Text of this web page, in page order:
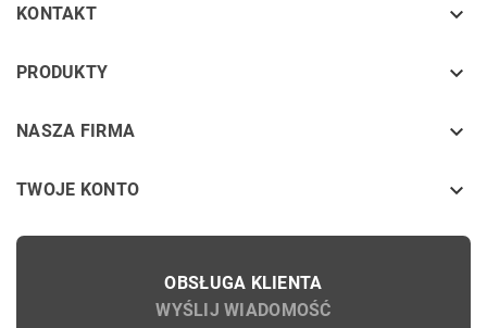
KONTAKT 
PRODUKTY keyboard_arrow_down
NASZA FIRMA keyboard_arrow_down
TWOJE KONTO 
OBSŁUGA KLIENTA
WYŚLIJ WIADOMOŚĆ